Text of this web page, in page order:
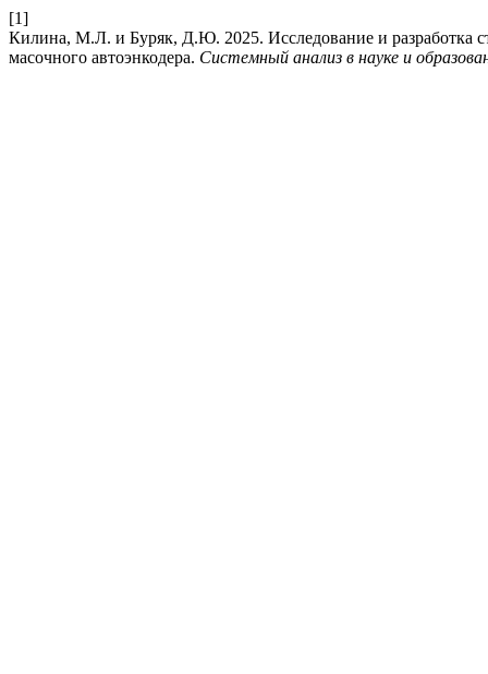
[1]
Килина, М.Л. и Буряк, Д.Ю. 2025. Исследование и разработка
масочного автоэнкодера. Системный анализ в науке и